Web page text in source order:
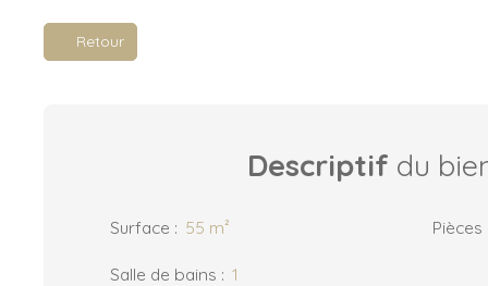
Retour
Descriptif du
Surface : 55 m² Pièces
Salle de bains : 1